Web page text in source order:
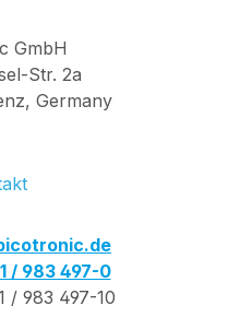
GmbH
Str. 2a
Germany
/ 983 497-0
/ 983 497-10